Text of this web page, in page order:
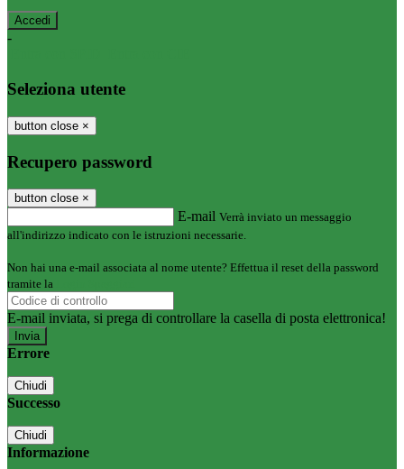
-
Seleziona utente
button close ×
Recupero password
button close ×
E-mail Verrà inviato un messaggio
all'indirizzo indicato con le istruzioni necessarie.
Non hai una e-mail associata al nome utente? Effettua il reset della password
tramite la
E-mail inviata, si prega di controllare la casella di posta elettronica!
Errore
Chiudi
Successo
Chiudi
Informazione